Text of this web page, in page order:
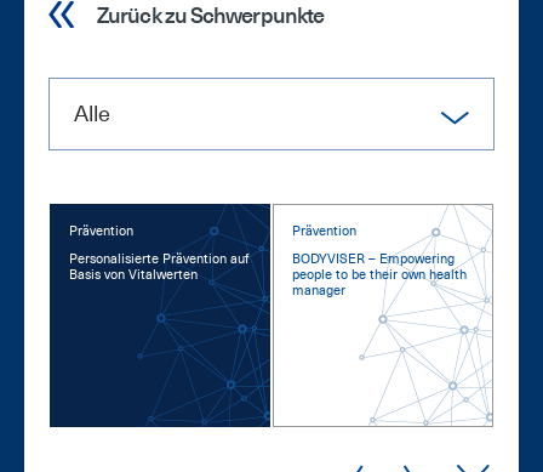
Zurück zu Schwerpunkte
Alle
Prävention
Per­so­na­li­sier­te Prä­ven­ti­on auf
Ba­sis von Vi­tal­wer­ten
Prävention
BO­DY­VI­SER – Em­power­ing
peop­le to be their own health
ma­na­ger